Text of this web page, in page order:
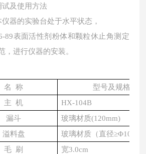
及使用方法
器的实验台处于水平状态，
89表面活性剂粉体和颗粒休止角测定
，进行仪器的安装。
名 称
型号及规格
主 机
HX-104B
漏斗 玻璃材质(120mm)
溢料盘 玻璃材质（直径
毛 刷 宽3.0cm